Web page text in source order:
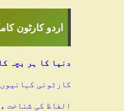
اردو کارٹون
دنیا کا ہر بچہ
کارٹونی
الفاظ کی شناخت